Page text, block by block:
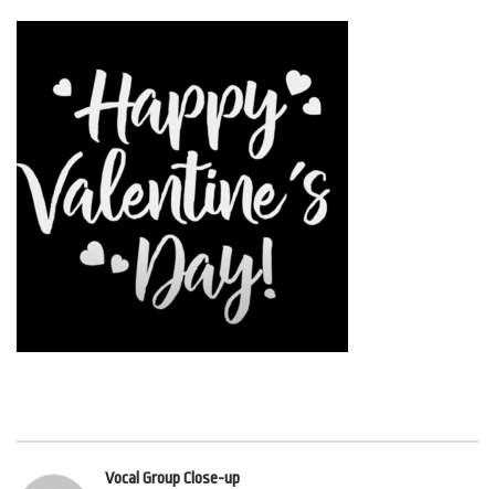
Vocal Group Close-up